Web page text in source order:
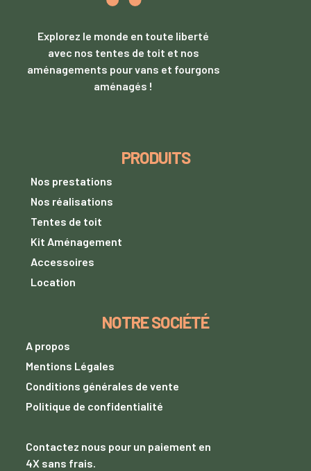
Explorez le monde en toute liberté
avec nos tentes de toit et nos
aménagements pour vans et fourgons
aménagés !
PRODUITS
Nos prestations
Nos réalisations
Tentes de toit
Kit Aménagement
Accessoires
Location
NOTRE SOCIÉTÉ
A propos
Mentions Légales
Conditions générales de vente
Politique de confidentialité
Contactez nous pour un paiement en
4X sans frais.